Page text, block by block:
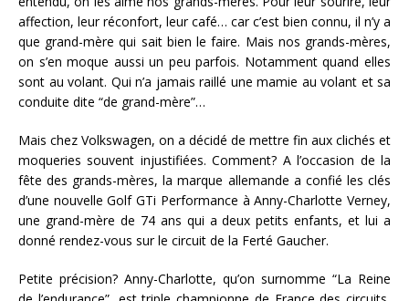
affection, leur réconfort, leur café… car c’est bien connu, il n’y a
que grand-mère qui sait bien le faire. Mais nos grands-mères,
on s’en moque aussi un peu parfois. Notamment quand elles
sont au volant. Qui n’a jamais raillé une mamie au volant et sa
conduite dite “de grand-mère”…
Mais chez Volkswagen, on a décidé de mettre fin aux clichés et
moqueries souvent injustifiées. Comment? A l’occasion de la
fête des grands-mères, la marque allemande a confié les clés
d’une nouvelle Golf GTi Performance à Anny-Charlotte Verney,
une grand-mère de 74 ans qui a deux petits enfants, et lui a
donné rendez-vous sur le circuit de la Ferté Gaucher.
Petite précision? Anny-Charlotte, qu’on surnomme “La Reine